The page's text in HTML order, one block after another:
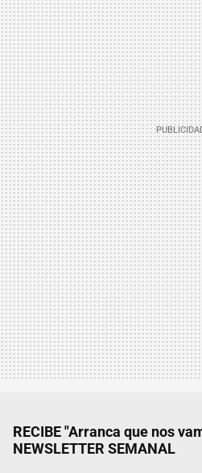
RECIBE "Arranca que nos
NEWSLETTER SEMANAL